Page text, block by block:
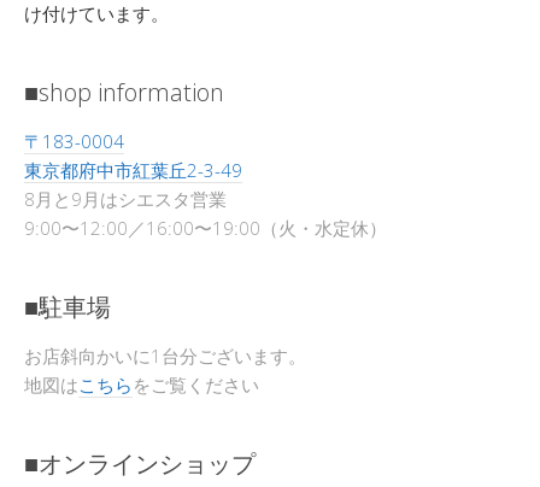
け付けています。
■shop information
〒183-0004
東京都府中市紅葉丘2-3-49
8月と9月はシエスタ営業
9:00〜12:00／16:00〜19:00（火・水定休）
■駐車場
お店斜向かいに1台分ございます。
地図はこちら をご覧ください
■オンラインショップ